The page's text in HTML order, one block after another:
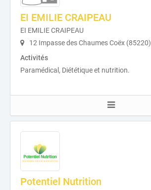
EI EMILIE CRAIPEAU
EI EMILIE CRAIPEAU
12 Impasse des Chaumes Coëx (85220)
Activités
Paramédical, Diététique et nutrition.
Potentiel Nutrition